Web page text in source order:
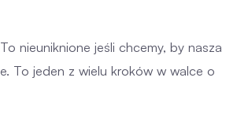
nieuniknione jeśli chcemy, by nasza
To jeden z wielu kroków w walce o